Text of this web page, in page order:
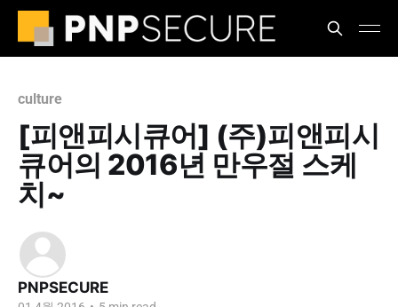
culture
[피앤피시큐어] (주)피앤피시
큐어의 2016년 만우절 스케
치~
PNPSECURE